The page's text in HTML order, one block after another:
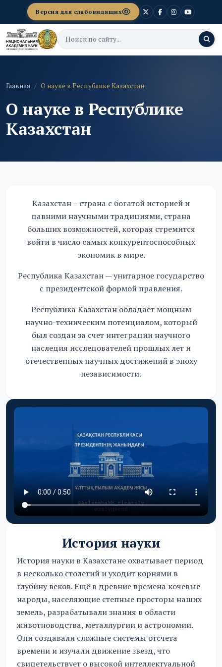
Версия для слабовидящих
Главная О науке в Республике Казахстан
О науке в Республике
Казахстан
Казахстан – страна с богатой историей и
давними научными традициями, страна
больших возможностей, которая стремится
войти в число самых конкурентоспособных
экономик в мире.
Республика Казахстан — унитарное государство
с президентской формой правления.
Республика Казахстан обладает мощным
научно-техническим потенциалом, который
был создан за счет интеграции научного
наследия исследователей прошлых лет и
отечественных научных достижений в эпоху
независимости.
История науки
История науки в Казахстане охватывает период
в несколько столетий и уходит корнями в
глубину веков. Ещё в древние времена кочевые
народы, населяющие степные просторы наших
земель, разрабатывали знания в области
животноводства, металлургии и астрономии.
Они создавали сложные системы отсчета
времени и изучали движение звезд, что
свидетельствует о высокой интеллектуальной